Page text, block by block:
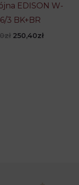
EDISON W-
3 BK+BR
zł Pierwotna
250,40złAktualna